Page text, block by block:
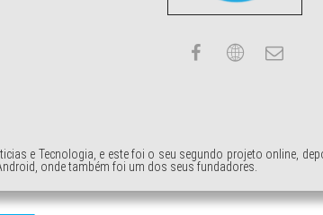
e Tecnologia, e este foi o seu segundo projeto online,
onde também foi um dos seus fundadores.